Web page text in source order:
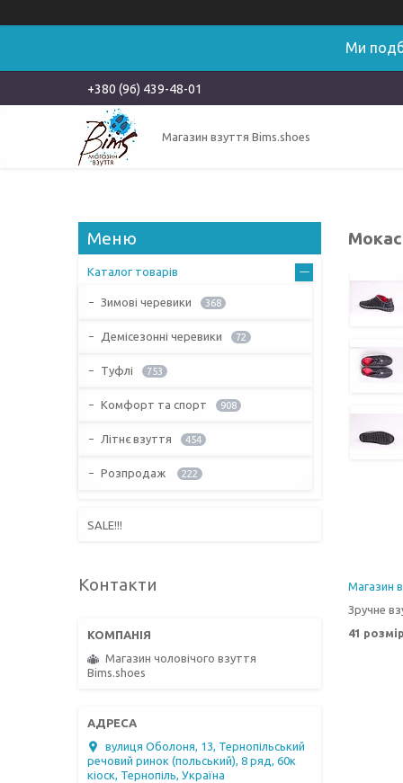
Ми
+380 (96) 439-48-01
Магазин взуття Bims.shoes
Магазин
Зручне
41
Каталог товарів
Зимові черевики 368
Демісезонні черевики 72
Туфлі 753
Комфорт та спорт 908
Літнє взуття 454
Розпродаж 222
SALE!!!
Контакти
Магазин чоловічого взуття
Bims.shoes
вулиця Оболоня, 13, Тернопільський
речовий ринок (польський), 8 ряд, 60к
кіоск, Тернопіль, Україна